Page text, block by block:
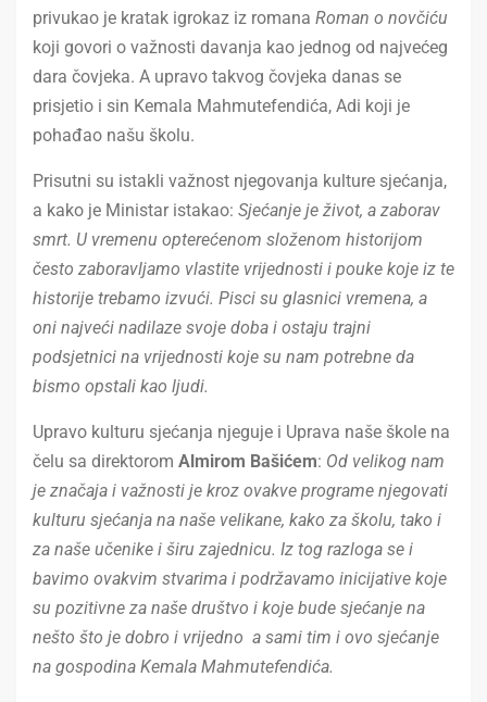
privukao je kratak igrokaz iz romana Roman o novčiću
koji govori o važnosti davanja kao jednog od najvećeg
dara čovjeka. A upravo takvog čovjeka danas se
prisjetio i sin Kemala Mahmutefendića, Adi koji je
pohađao našu školu.
Prisutni su istakli važnost njegovanja kulture sjećanja,
a kako je Ministar istakao: Sjećanje je život, a zaborav
smrt. U vremenu opterećenom složenom historijom
često zaboravljamo vlastite vrijednosti i pouke koje iz te
historije trebamo izvući. Pisci su glasnici vremena, a
oni najveći nadilaze svoje doba i ostaju trajni
podsjetnici na vrijednosti koje su nam potrebne da
bismo opstali kao ljudi.
Upravo kulturu sjećanja njeguje i Uprava naše škole na
čelu sa direktorom Almirom Bašićem: Od velikog nam
je značaja i važnosti je kroz ovakve programe njegovati
kulturu sjećanja na naše velikane, kako za školu, tako i
za naše učenike i širu zajednicu. Iz tog razloga se i
bavimo ovakvim stvarima i podržavamo inicijative koje
su pozitivne za naše društvo i koje bude sjećanje na
nešto što je dobro i vrijedno a sami tim i ovo sjećanje
na gospodina Kemala Mahmutefendića.